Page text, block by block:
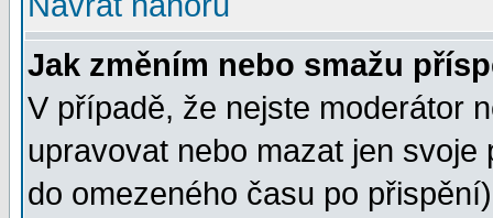
Jak změním nebo smažu
V případě, že nejste moderátor
upravovat nebo mazat jen
do omezeného času po